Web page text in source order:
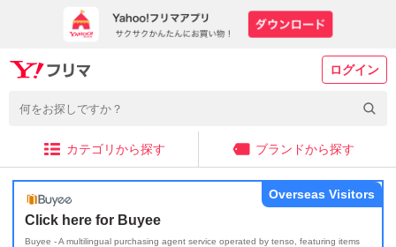
ログイン
カテゴリから探す ブランドから探す
Click here for Buyee
Buyee - A multilingual purchasing agent service operated by tenso, featuring items
Overseas Visitors